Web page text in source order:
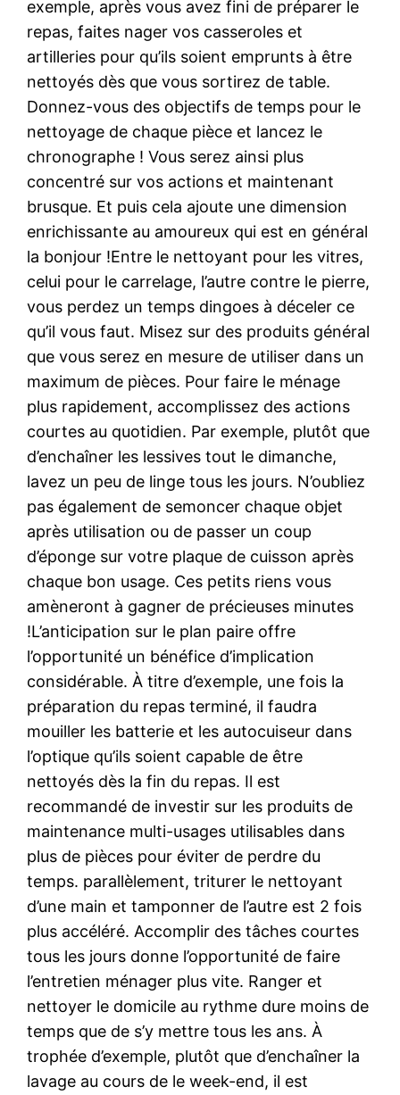
exemple, après vous avez fini de préparer le
repas, faites nager vos casseroles et
artilleries pour qu’ils soient emprunts à être
nettoyés dès que vous sortirez de table.
Donnez-vous des objectifs de temps pour le
nettoyage de chaque pièce et lancez le
chronographe ! Vous serez ainsi plus
concentré sur vos actions et maintenant
brusque. Et puis cela ajoute une dimension
enrichissante au amoureux qui est en général
la bonjour !Entre le nettoyant pour les vitres,
celui pour le carrelage, l’autre contre le pierre,
vous perdez un temps dingoes à déceler ce
qu’il vous faut. Misez sur des produits général
que vous serez en mesure de utiliser dans un
maximum de pièces. Pour faire le ménage
plus rapidement, accomplissez des actions
courtes au quotidien. Par exemple, plutôt que
d’enchaîner les lessives tout le dimanche,
lavez un peu de linge tous les jours. N’oubliez
pas également de semoncer chaque objet
après utilisation ou de passer un coup
d’éponge sur votre plaque de cuisson après
chaque bon usage. Ces petits riens vous
amèneront à gagner de précieuses minutes
!L’anticipation sur le plan paire offre
l’opportunité un bénéfice d’implication
considérable. À titre d’exemple, une fois la
préparation du repas terminé, il faudra
mouiller les batterie et les autocuiseur dans
l’optique qu’ils soient capable de être
nettoyés dès la fin du repas. Il est
recommandé de investir sur les produits de
maintenance multi-usages utilisables dans
plus de pièces pour éviter de perdre du
temps. parallèlement, triturer le nettoyant
d’une main et tamponner de l’autre est 2 fois
plus accéléré. Accomplir des tâches courtes
tous les jours donne l’opportunité de faire
l’entretien ménager plus vite. Ranger et
nettoyer le domicile au rythme dure moins de
temps que de s’y mettre tous les ans. À
trophée d’exemple, plutôt que d’enchaîner la
lavage au cours de le week-end, il est